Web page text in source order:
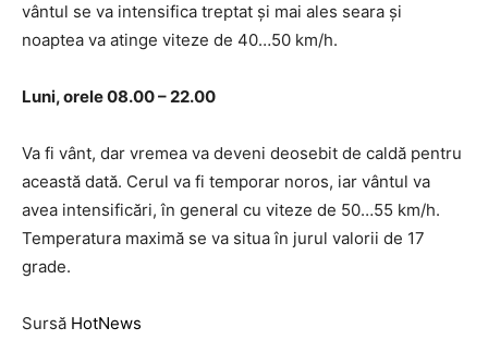
vântul se va intensifica treptat şi mai ales seara şi
noaptea va atinge viteze de 40…50 km/h.
Luni, orele 08.00 – 22.00
Va fi vânt, dar vremea va deveni deosebit de caldă pentru
această dată. Cerul va fi temporar noros, iar vântul va
avea intensificări, în general cu viteze de 50…55 km/h.
Temperatura maximă se va situa în jurul valorii de 17
grade.
Sursă HotNews